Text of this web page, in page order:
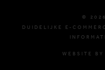
©
DUIDELIJKE E-
WEBSITE BY